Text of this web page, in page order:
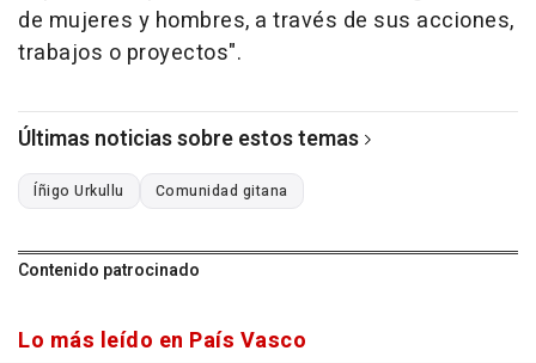
de mujeres y hombres, a través de sus acciones,
trabajos o proyectos".
Últimas noticias sobre estos temas
Íñigo Urkullu Comunidad gitana
Contenido patrocinado
Lo más leído en País Vasco